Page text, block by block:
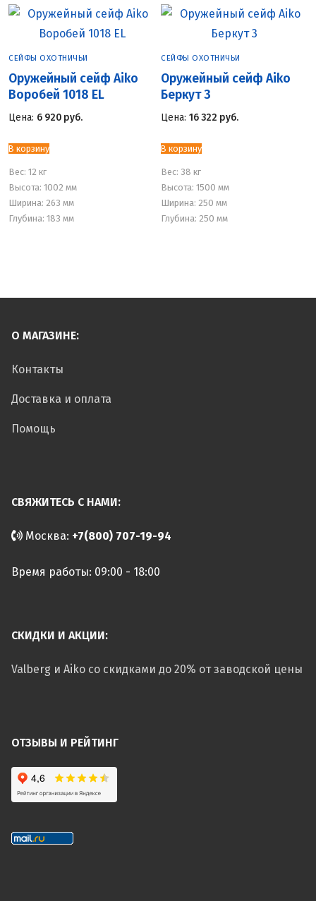
СЕЙФЫ ОХОТНИЧЬИ
Оружейный сейф Aiko
Воробей 1018 EL
Цена: 6 920 руб.
В корзину
Вес: 12 кг
Высота: 1002 мм
Ширина: 263 мм
Глубина: 183 мм
СЕЙФЫ ОХОТНИЧЬИ
Оружейный сейф Aiko
Беркут 3
Цена: 16 322 руб.
В корзину
Вес: 38 кг
Высота: 1500 мм
Ширина: 250 мм
Глубина: 250 мм
О МАГАЗИНЕ:
Контакты
Доставка и оплата
Помощь
СВЯЖИТЕСЬ С НАМИ:
Москва: +7(800) 707-19-94
Время работы: 09:00 - 18:00
СКИДКИ И АКЦИИ:
Valberg и Aiko со скидками до 20% от заводской цены
ОТЗЫВЫ И РЕЙТИНГ